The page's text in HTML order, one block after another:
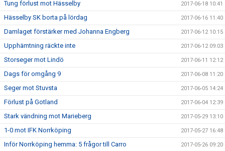
Tung förlust mot Hässelby 2017-06-18 10:41
Hässelby SK borta på lördag 2017-06-16 11:40
Damlaget förstärker med Johanna Engberg 2017-06-12 10:15
Upphämtning räckte inte 2017-06-12 09:03
Storseger mot Lindö 2017-06-11 12:12
Dags för omgång 9 2017-06-08 11:20
Seger mot Stuvsta 2017-06-05 14:24
Förlust på Gotland 2017-06-04 12:39
Stark vändning mot Marieberg 2017-05-29 13:10
1-0 mot IFK Norrköping 2017-05-27 16:48
Inför Norrköping hemma: 5 frågor till Carro 2017-05-26 09:20